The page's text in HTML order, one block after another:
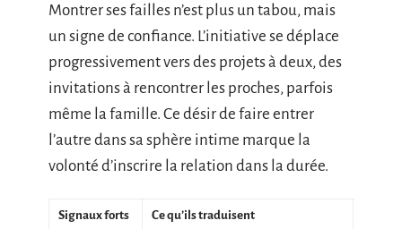
Montrer ses failles n’est plus un tabou, mais
un signe de confiance. L’initiative se déplace
progressivement vers des projets à deux, des
invitations à rencontrer les proches, parfois
même la famille. Ce désir de faire entrer
l’autre dans sa sphère intime marque la
volonté d’inscrire la relation dans la durée.
Signaux forts Ce qu’ils traduisent